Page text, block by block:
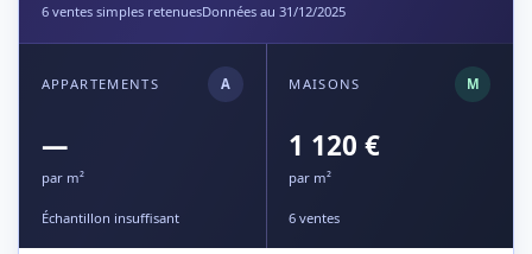
6 ventes simples retenuesDonnées au 31/12/2025
APPARTEMENTS A
—
par m²
Échantillon insuffisant
MAISONS M
1 120 €
par m²
6 ventes